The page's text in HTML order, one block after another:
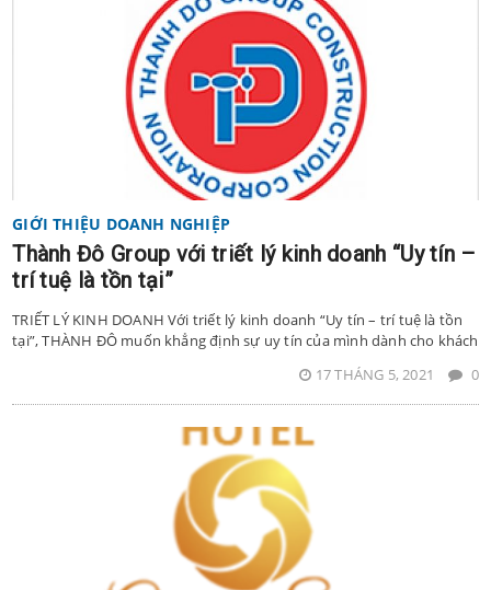
GIỚI THIỆU DOANH NGHIỆP
Thành Đô Group với triết lý kinh doanh “Uy tín –
trí tuệ là tồn tại”
TRIẾT LÝ KINH DOANH Với triết lý kinh doanh “Uy tín – trí tuệ là tồn
tại”, THÀNH ĐÔ muốn khẳng định sự uy tín của mình dành cho khách
17 THÁNG 5, 2021
0